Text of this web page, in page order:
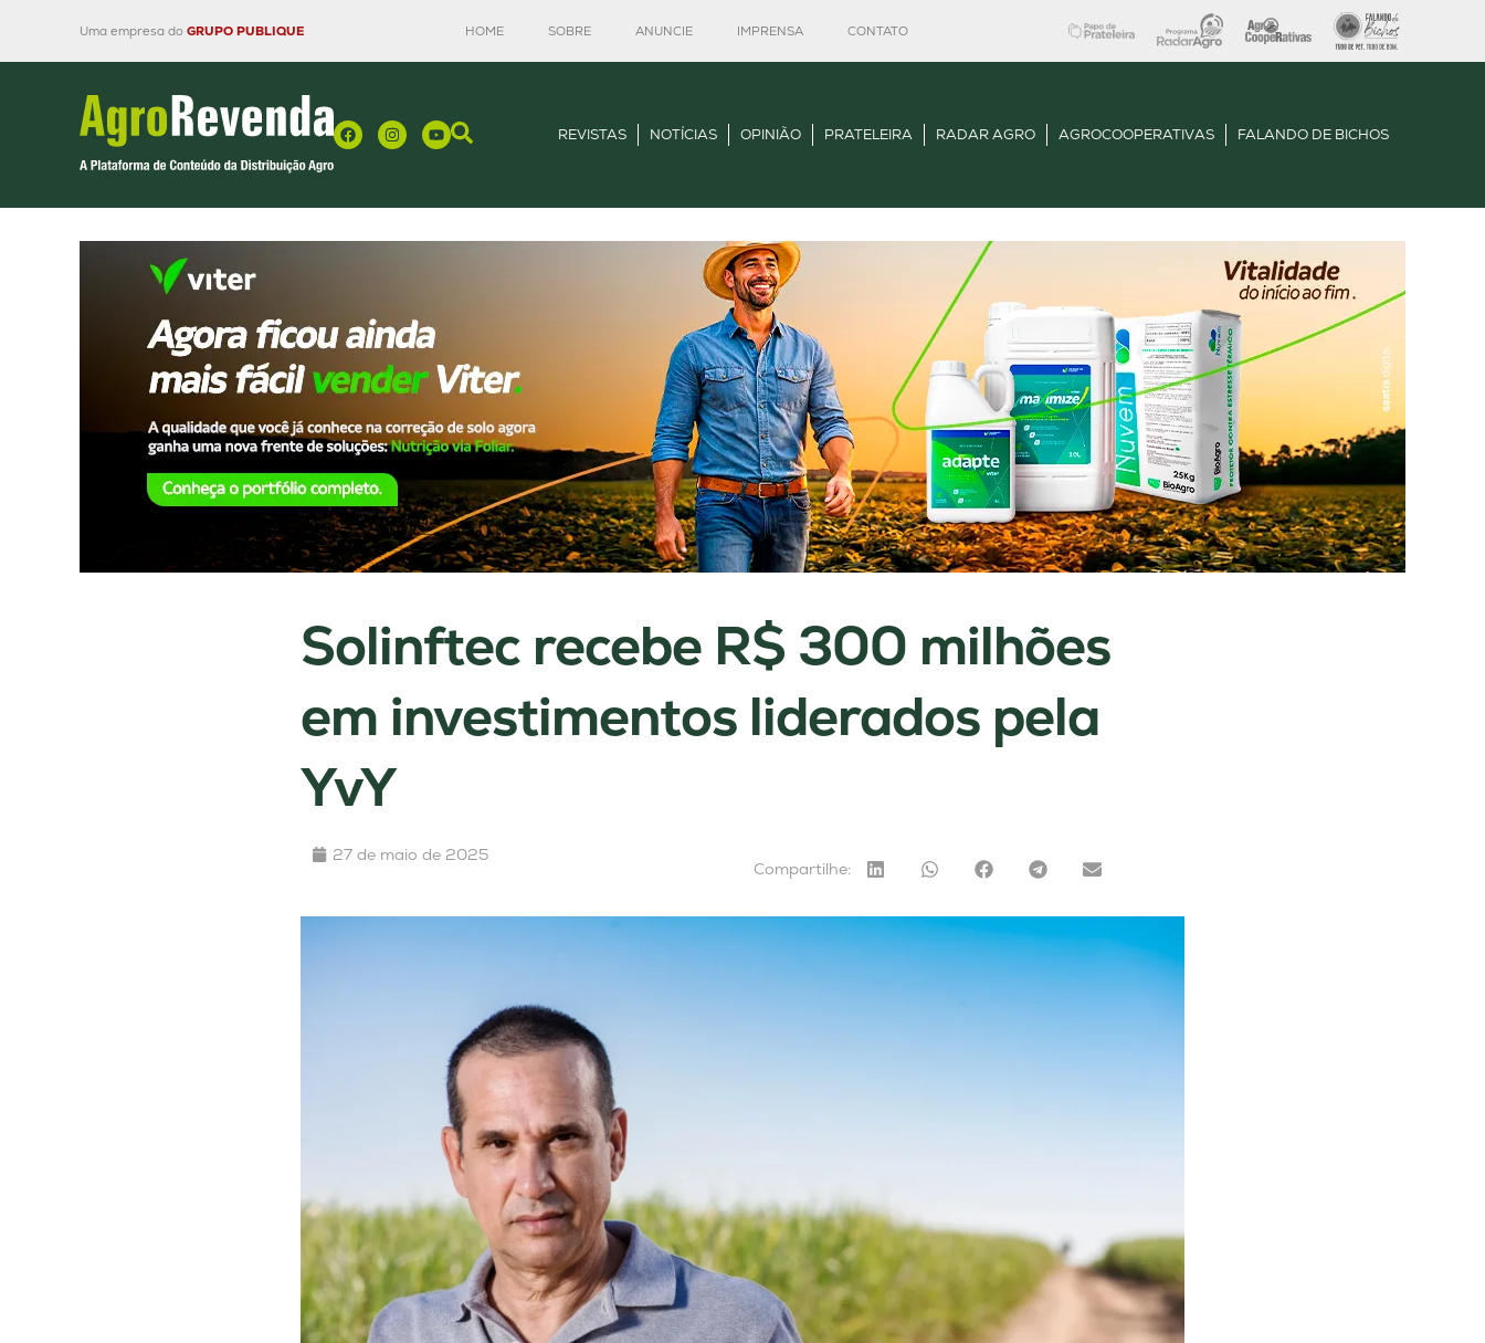
Uma empresa do GRUPO PUBLIQUE HOME SOBRE ANUNCIE IMPRENSA CONTATO
REVISTAS NOTÍCIAS OPINIÃO PRATELEIRA RADAR AGRO AGROCOOPERATIVAS FALANDO DE BICHOS
Solinftec recebe R$ 300 milhões
em investimentos liderados pela
YvY
27 de maio de 2025
Compartilhe: